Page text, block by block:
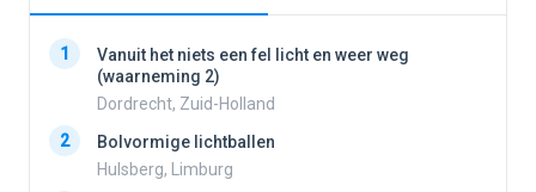
1
Vanuit het niets een fel licht en weer weg
(waarneming 2)
Dordrecht, Zuid-Holland
2
Bolvormige lichtballen
Hulsberg, Limburg